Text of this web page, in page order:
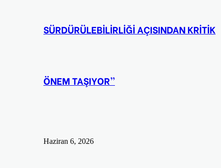
SÜRDÜRÜLEBİLİRLİĞİ AÇISINDAN KRİTİK
ÖNEM TAŞIYOR”
Haziran 6, 2026